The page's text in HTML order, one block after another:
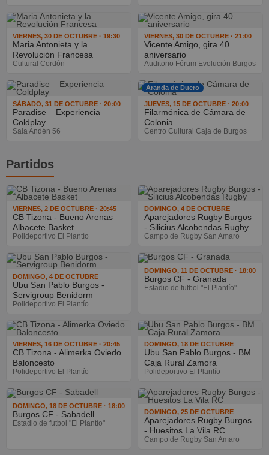
VIERNES, 30 DE OCTUBRE · 19:30
Maria Antonieta y la
Revolución Francesa
Cultural Cordón
VIERNES, 30 DE OCTUBRE · 21:00
Vicente Amigo, gira 40
aniversario
Auditorio Fórum Evolución Burgos
SÁBADO, 31 DE OCTUBRE · 20:00
Paradise – Experiencia
Coldplay
Sala Andén 56
Aranda de Duero
JUEVES, 15 DE OCTUBRE · 20:00
Filarmónica de Cámara de
Colonia
Centro Cultural Caja de Burgos
Partidos
VIERNES, 2 DE OCTUBRE · 20:45
CB Tizona - Bueno Arenas
Albacete Basket
Polideportivo El Plantío
DOMINGO, 4 DE OCTUBRE
Aparejadores Rugby Burgos
- Silicius Alcobendas Rugby
Campo de Rugby San Amaro
DOMINGO, 4 DE OCTUBRE
Ubu San Pablo Burgos -
Servigroup Benidorm
Polideportivo El Plantío
DOMINGO, 11 DE OCTUBRE · 18:00
Burgos CF - Granada
Estadio de futbol "El Plantío"
VIERNES, 16 DE OCTUBRE · 20:45
CB Tizona - Alimerka Oviedo
Baloncesto
Polideportivo El Plantío
DOMINGO, 18 DE OCTUBRE
Ubu San Pablo Burgos - BM
Caja Rural Zamora
Polideportivo El Plantío
DOMINGO, 18 DE OCTUBRE · 18:00
Burgos CF - Sabadell
Estadio de futbol "El Plantío"
DOMINGO, 25 DE OCTUBRE
Aparejadores Rugby Burgos
- Huesitos La Vila RC
Campo de Rugby San Amaro